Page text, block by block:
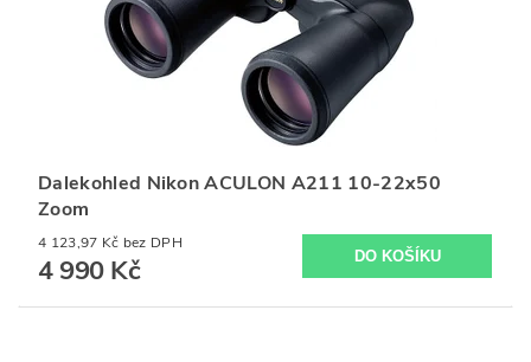
Dalekohled Nikon ACULON A211 10-22x50
Zoom
4 123,97 Kč bez DPH
4 990 Kč